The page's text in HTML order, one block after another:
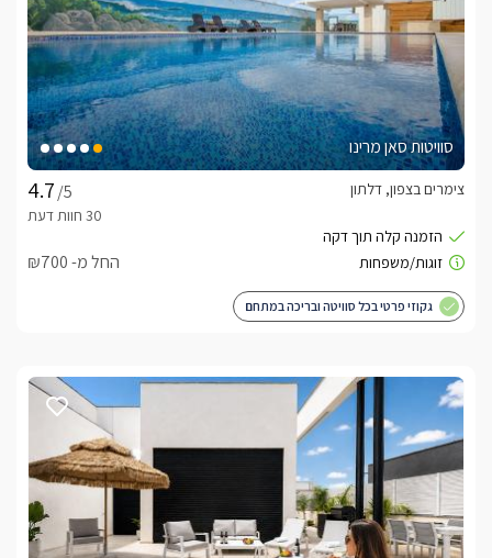
סוויטות סאן מרינו
/5
צימרים בצפון, דלתון
החל מ- ₪700
גקוזי פרטי בכל סוויטה ובריכה במתחם